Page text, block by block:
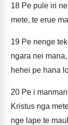
18 Pe pule iri
mete, te erue
19 Pe nenge
ngara nei
hehei pe hana
20 Pe i
Kristus nga
nge lape te